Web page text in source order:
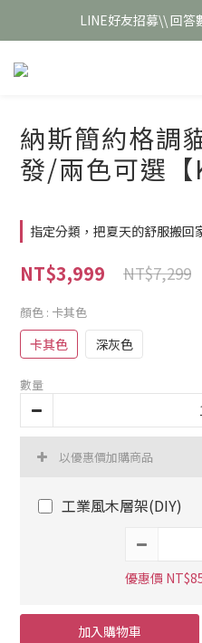
\\新會員註冊//
LINE好友招募\\ 回答
\\新會員註冊
納斯簡約格調
發/兩色可選【
指定分類，把夏天的舒服搬回
NT$3,999 NT$7,299
顏色 : 卡其色
卡其色 深灰色
數量
以優惠價加購商品
工業風木層架(DIY)
優惠價
加入購物車